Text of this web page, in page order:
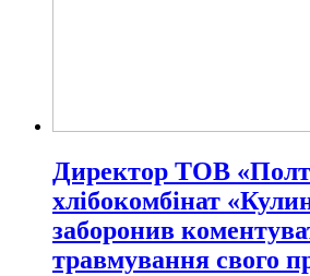
Директор ТОВ
хлібокомбінат
заборонив
травмування свого